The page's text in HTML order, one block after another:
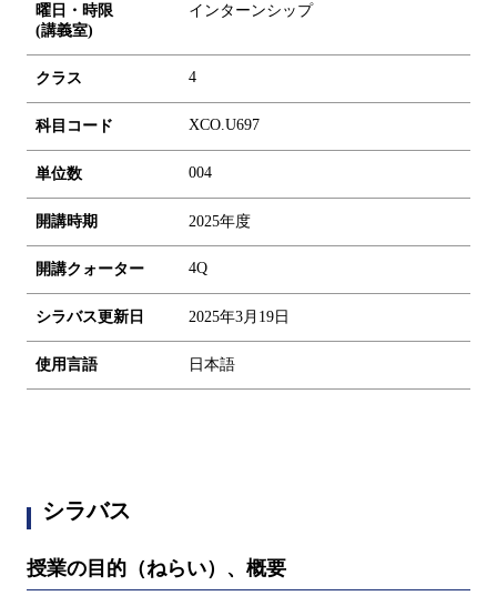
曜日・時限
(講義室)
インターンシップ
クラス 4
科目コード XCO.U697
単位数 004
開講時期 2025年度
開講クォーター 4Q
シラバス更新日 2025年3月19日
使用言語 日本語
シラバス
授業の目的（ねらい）、概要